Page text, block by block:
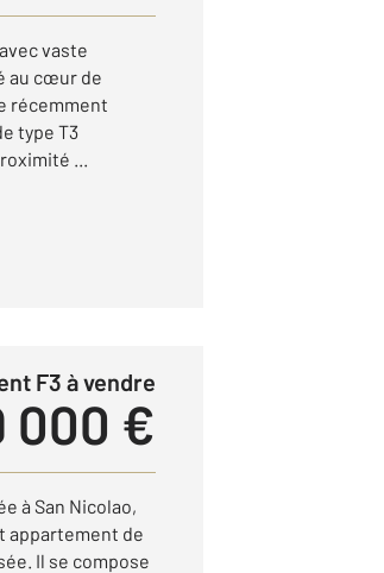
vaste
au cœur de
récemment
type T3
...
F3 à vendre
000 €
à San Nicolao,
appartement de
Il se compose